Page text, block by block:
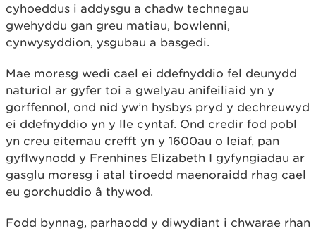
cyhoeddus i addysgu a chadw technegau
gwehyddu gan greu matiau, bowlenni,
cynwysyddion, ysgubau a basgedi.
Mae moresg wedi cael ei ddefnyddio fel deunydd
naturiol ar gyfer toi a gwelyau anifeiliaid yn y
gorffennol, ond nid yw’n hysbys pryd y dechreuwyd
ei ddefnyddio yn y lle cyntaf. Ond credir fod pobl
yn creu eitemau crefft yn y 1600au o leiaf, pan
gyflwynodd y Frenhines Elizabeth I gyfyngiadau ar
gasglu moresg i atal tiroedd maenoraidd rhag cael
eu gorchuddio â thywod.
Fodd bynnag, parhaodd y diwydiant i chwarae rhan